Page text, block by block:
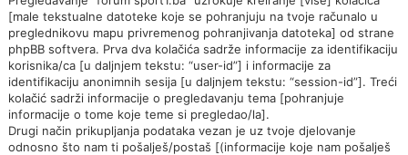
[male tekstualne datoteke koje se pohranjuju na tvoje računalo u
preglednikovu mapu privremenog pohranjivanja datoteka] od strane
phpBB softvera. Prva dva kolačića sadrže informacije za identifikaciju
korisnika/ca [u daljnjem tekstu: “user-id”] i informacije za
identifikaciju anonimnih sesija [u daljnjem tekstu: “session-id”]. Treći
kolačić sadrži informacije o pregledavanju tema [pohranjuje
informacije o tome koje teme si pregledao/la].
Drugi način prikupljanja podataka vezan je uz tvoje djelovanje
odnosno što nam ti pošalješ/postaš [(informacije koje nam pošalješ